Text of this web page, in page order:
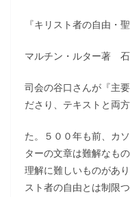
『キリスト者の自由・
マルチン・ルター著
司会の谷口さんが『主
ださり、テキストと両
た。５００年も前、カ
ターの文章は難解なも
理解に難しいものがあ
スト者の自由とは制限